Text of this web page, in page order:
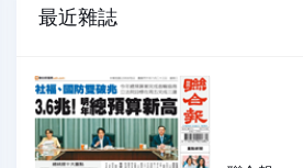
最近雜誌